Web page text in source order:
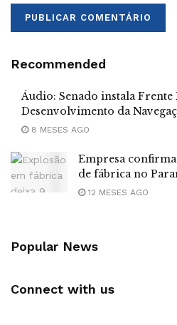
Recommended
Áudio: Senado instala
Desenvolvimento da
8 MESES AGO
Empresa
de fábrica no
12 MESES AGO
Popular News
Connect with us